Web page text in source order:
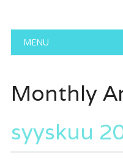
Main menu
MENU
Monthly
syyskuu